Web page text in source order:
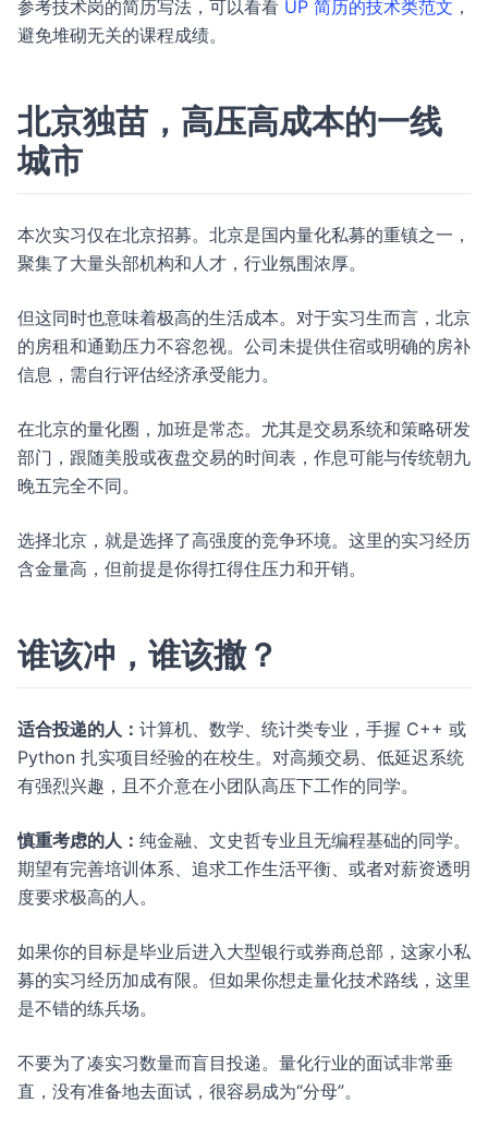
参考技术岗的简历写法，可以看看 UP 简历的技术类范文 ，
避免堆砌无关的课程成绩。
北京独苗，高压高成本的一线
城市
本次实习仅在北京招募。北京是国内量化私募的重镇之一，
聚集了大量头部机构和人才，行业氛围浓厚。
但这同时也意味着极高的生活成本。对于实习生而言，北京
的房租和通勤压力不容忽视。公司未提供住宿或明确的房补
信息，需自行评估经济承受能力。
在北京的量化圈，加班是常态。尤其是交易系统和策略研发
部门，跟随美股或夜盘交易的时间表，作息可能与传统朝九
晚五完全不同。
选择北京，就是选择了高强度的竞争环境。这里的实习经历
含金量高，但前提是你得扛得住压力和开销。
谁该冲，谁该撤？
适合投递的人： 计算机、数学、统计类专业，手握 C++ 或
Python 扎实项目经验的在校生。对高频交易、低延迟系统
有强烈兴趣，且不介意在小团队高压下工作的同学。
慎重考虑的人： 纯金融、文史哲专业且无编程基础的同学。
期望有完善培训体系、追求工作生活平衡、或者对薪资透明
度要求极高的人。
如果你的目标是毕业后进入大型银行或券商总部，这家小私
募的实习经历加成有限。但如果你想走量化技术路线，这里
是不错的练兵场。
不要为了凑实习数量而盲目投递。量化行业的面试非常垂
直，没有准备地去面试，很容易成为“分母”。